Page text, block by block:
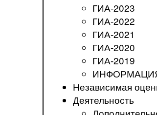
ГИА-2023
ГИА-2022
ГИА-2021
ГИА-2020
ГИА-2019
Независимая
Деятельность